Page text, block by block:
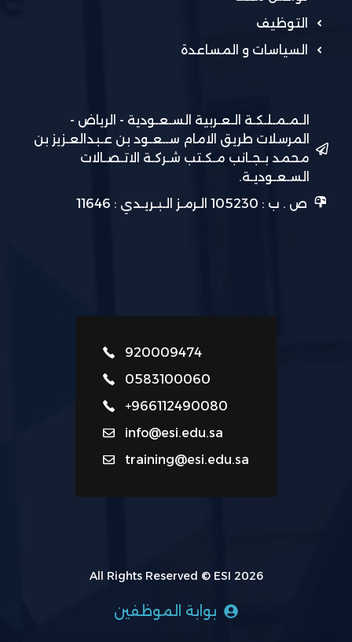
التوظيف
السياسات و المساعدة
الـمـمـلـكـة الـعـربية السـعـودية - الرياض -
المرسلات طريق الامام ســعـود بن عـبدالعـزيز بن
محمد بـجـانب مـكـتب شـركـة الاتـصـالات
السـعـوديـة.
ص . ب : 105230 الـرمـز الـبـريـدي : 11646
920009474
0583100060
+966112490080
info@esi.edu.sa
training@esi.edu.sa
All Rights Reserved © ESI 2026
بوابة الموظفين